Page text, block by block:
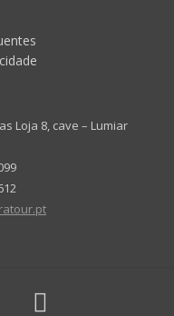
Loja 8, cave – Lumiar